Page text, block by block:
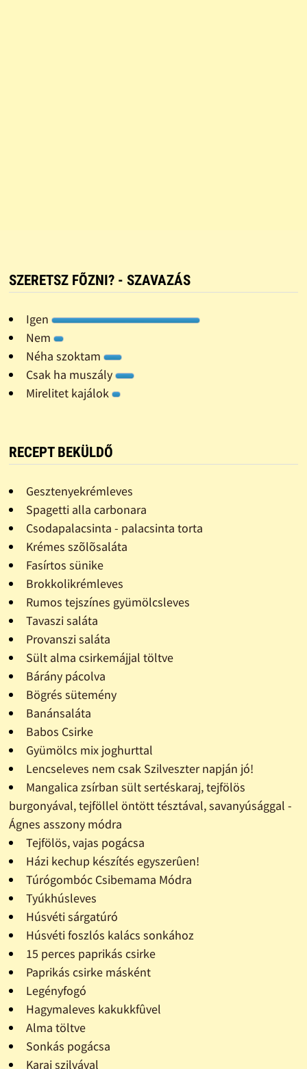
SZERETSZ FÕZNI? - SZAVAZÁS
Igen
Nem
Néha szoktam
Csak ha muszály
Mirelitet kajálok
RECEPT BEKÜLDŐ
Gesztenyekrémleves
Spagetti alla carbonara
Csodapalacsinta - palacsinta torta
Krémes szõlõsaláta
Fasírtos sünike
Brokkolikrémleves
Rumos tejszínes gyümölcsleves
Tavaszi saláta
Provanszi saláta
Sült alma csirkemájjal töltve
Bárány pácolva
Bögrés sütemény
Banánsaláta
Babos Csirke
Gyümölcs mix joghurttal
Lencseleves nem csak Szilveszter napján jó!
Mangalica zsírban sült sertéskaraj, tejfölös
burgonyával, tejföllel öntött tésztával, savanyúsággal -
Ágnes asszony módra
Tejfölös, vajas pogácsa
Házi kechup készítés egyszerûen!
Túrógombóc Csibemama Módra
Tyúkhúsleves
Húsvéti sárgatúró
Húsvéti foszlós kalács sonkához
15 perces paprikás csirke
Paprikás csirke másként
Legényfogó
Hagymaleves kakukkfûvel
Alma töltve
Sonkás pogácsa
Karaj szilvával